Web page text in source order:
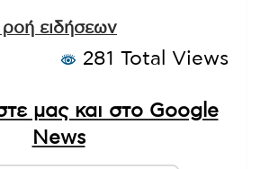
ειδήσεων
281 Total Views
μας και στο Google
News